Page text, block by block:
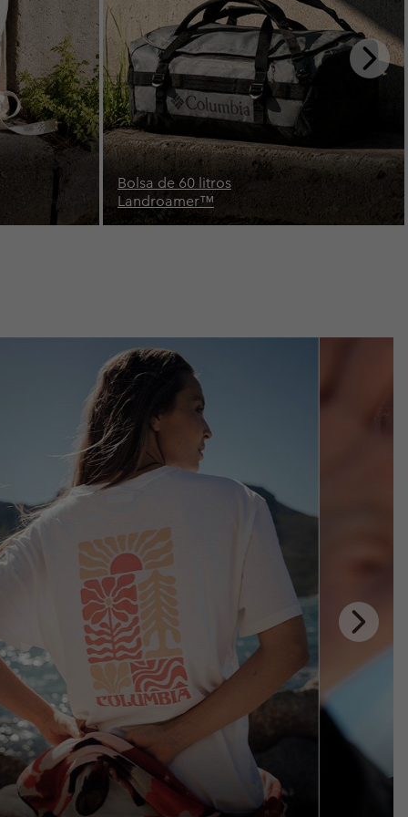
Next
Slide
Mochila de 26 litros
Buxton™
Next
Slide